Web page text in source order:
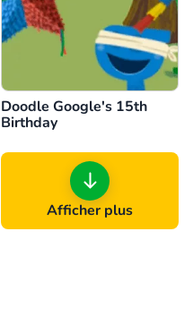
Doodle Google's 15th
Birthday
Afficher plus